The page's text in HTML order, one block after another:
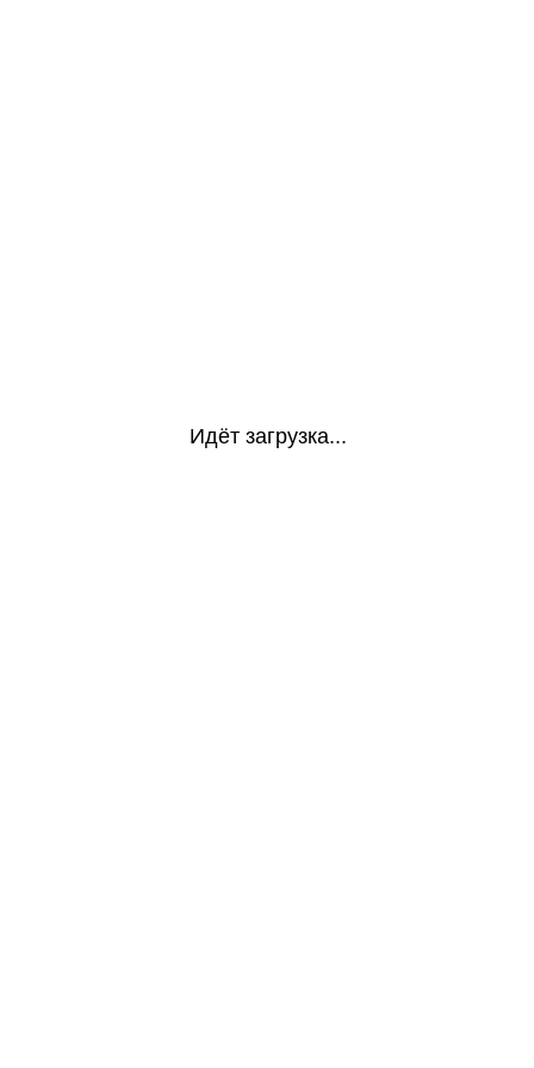
Идёт загрузка...